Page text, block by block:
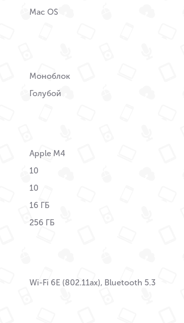
Mac OS
Моноблок
Голубой
Apple M4
10
10
16 ГБ
256 ГБ
Wi-Fi 6E (802.11ax), Bluetooth 5.3